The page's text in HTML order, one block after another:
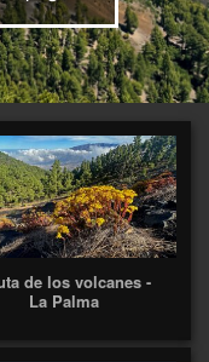
de los volcanes -
La Palma